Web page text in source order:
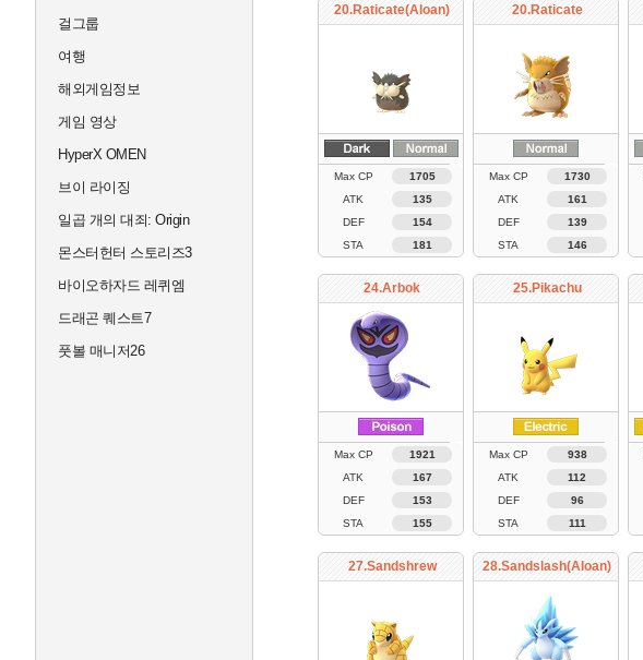
걸그룹
여행
해외게임정보
게임 영상
HyperX OMEN
브이 라이징
일곱 개의 대죄: Origin
몬스터헌터 스토리즈3
바이오하자드 레퀴엠
드래곤 퀘스트7
풋볼 매니저26
20.Raticate(Aloan)
Max CP
1705
ATK
135
DEF
154
STA
181
20.Raticate
Max CP
1730
ATK
161
DEF
139
STA
146
24.Arbok
Max CP
1921
ATK
167
DEF
153
STA
155
25.Pikachu
Max CP
938
ATK
112
DEF
96
STA
111
27.Sandshrew 28.Sandslash(Aloan)